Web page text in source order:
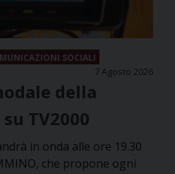
SOCIALI
7 Agosto 2026
della
TV2000
in onda alle ore 19.30
che propone ogni